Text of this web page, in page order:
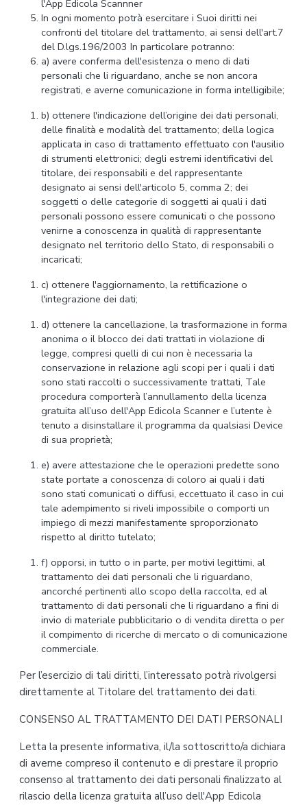
l'App Edicola Scannner
In ogni momento potrà esercitare i Suoi diritti nei
confronti del titolare del trattamento, ai sensi dell'art.7
del D.lgs.196/2003 In particolare potranno:
a) avere conferma dell'esistenza o meno di dati
personali che li riguardano, anche se non ancora
registrati, e averne comunicazione in forma intelligibile;
b) ottenere l'indicazione dell’origine dei dati personali,
delle finalità e modalità del trattamento; della logica
applicata in caso di trattamento effettuato con l'ausilio
di strumenti elettronici; degli estremi identificativi del
titolare, dei responsabili e del rappresentante
designato ai sensi dell'articolo 5, comma 2; dei
soggetti o delle categorie di soggetti ai quali i dati
personali possono essere comunicati o che possono
venirne a conoscenza in qualità di rappresentante
designato nel territorio dello Stato, di responsabili o
incaricati;
c) ottenere l'aggiornamento, la rettificazione o
l'integrazione dei dati;
d) ottenere la cancellazione, la trasformazione in forma
anonima o il blocco dei dati trattati in violazione di
legge, compresi quelli di cui non è necessaria la
conservazione in relazione agli scopi per i quali i dati
sono stati raccolti o successivamente trattati, Tale
procedura comporterà l’annullamento della licenza
gratuita all’uso dell'App Edicola Scanner e l’utente è
tenuto a disinstallare il programma da qualsiasi Device
di sua proprietà;
e) avere attestazione che le operazioni predette sono
state portate a conoscenza di coloro ai quali i dati
sono stati comunicati o diffusi, eccettuato il caso in cui
tale adempimento si riveli impossibile o comporti un
impiego di mezzi manifestamente sproporzionato
rispetto al diritto tutelato;
f) opporsi, in tutto o in parte, per motivi legittimi, al
trattamento dei dati personali che li riguardano,
ancorché pertinenti allo scopo della raccolta, ed al
trattamento di dati personali che li riguardano a fini di
invio di materiale pubblicitario o di vendita diretta o per
il compimento di ricerche di mercato o di comunicazione
commerciale.
Per l’esercizio di tali diritti, l’interessato potrà rivolgersi
direttamente al Titolare del trattamento dei dati.
CONSENSO AL TRATTAMENTO DEI DATI PERSONALI
Letta la presente informativa, il/la sottoscritto/a dichiara
di averne compreso il contenuto e di prestare il proprio
consenso al trattamento dei dati personali finalizzato al
rilascio della licenza gratuita all’uso dell'App Edicola